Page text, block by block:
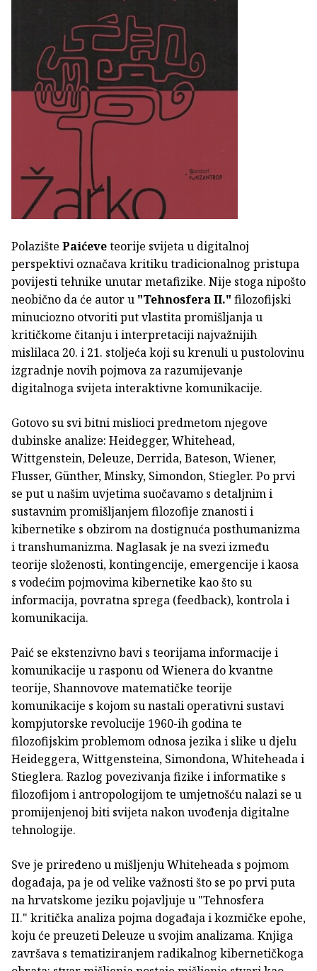
Polazište Paićeveteorije svijeta u digitalnoj
perspektivi označava kritiku tradicionalnog pristupa
povijesti tehnike unutar metafizike. Nije stoga nipošto
neobično da će autor u "Tehnosfera II." filozofijski
minuciozno otvoriti put vlastita promišljanja u
kritičkome čitanju i interpretaciji najvažnijih
mislilaca 20. i 21. stoljeća koji su krenuli u pustolovinu
izgradnje novih pojmova za razumijevanje
digitalnoga svijeta interaktivne komunikacije.
Gotovo su svi bitni mislioci predmetom njegove
dubinske analize: Heidegger, Whitehead,
Wittgenstein, Deleuze, Derrida, Bateson, Wiener,
Flusser, Günther, Minsky, Simondon, Stiegler. Po prvi
se put u našim uvjetima suočavamo s detaljnim i
sustavnim promišljanjem filozofije znanosti i
kibernetike s obzirom na dostignuća posthumanizma
i transhumanizma. Naglasak je na svezi između
teorije složenosti, kontingencije, emergencije i kaosa
s vodećim pojmovima kibernetike kao što su
informacija, povratna sprega (feedback), kontrola i
komunikacija.
Paić se ekstenzivno bavi s teorijama informacije i
komunikacije u rasponu od Wienera do kvantne
teorije, Shannovove matematičke teorije
komunikacije s kojom su nastali operativni sustavi
kompjutorske revolucije 1960-ih godina te
filozofijskim problemom odnosa jezika i slike u djelu
Heideggera, Wittgensteina, Simondona, Whiteheada i
Stieglera. Razlog povezivanja fizike i informatike s
filozofijom i antropologijom te umjetnošću nalazi se u
promijenjenoj biti svijeta nakon uvođenja digitalne
tehnologije.
Sve je priređeno u mišljenju Whiteheada s pojmom
događaja, pa je od velike važnosti što se po prvi puta
na hrvatskome jeziku pojavljuje u "Tehnosfera
II." kritička analiza pojma događaja i kozmičke epohe,
koju će preuzeti Deleuze u svojim analizama. Knjiga
završava s tematiziranjem radikalnog kibernetičkoga